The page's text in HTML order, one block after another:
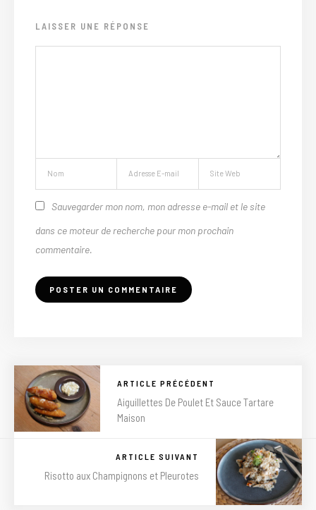
LAISSER UNE RÉPONSE
Sauvegarder mon nom, mon adresse e-mail et le site
dans ce moteur de recherche pour mon prochain
commentaire.
ARTICLE PRÉCÉDENT
Aiguillettes De Poulet Et Sauce Tartare
Maison
ARTICLE SUIVANT
Risotto aux Champignons et Pleurotes